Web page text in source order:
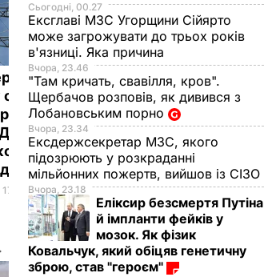
Нового
окупанти
одну з
ВІЙНА В УКРАЇНІ
Сьогодні, 00.27
Ексглаві МЗС Угорщини Сійярто
може загрожувати до трьох років
в'язниці. Яка причина
Вчора, 23.46
"Там кричать, свавілля, кров".
Щербачов розповів, як дивився з
Лобановським порно
Вчора, 23.34
Ексдержсекретар МЗС, якого
підозрюють у розкраданні
мільйонних пожертв, вийшов із СІЗО
Вчора, 23.18
Еліксир безсмертя Путіна
й імпланти фейків у
мозок. Як фізик
Ковальчук, який обіцяв генетичну
зброю, став "героєм"